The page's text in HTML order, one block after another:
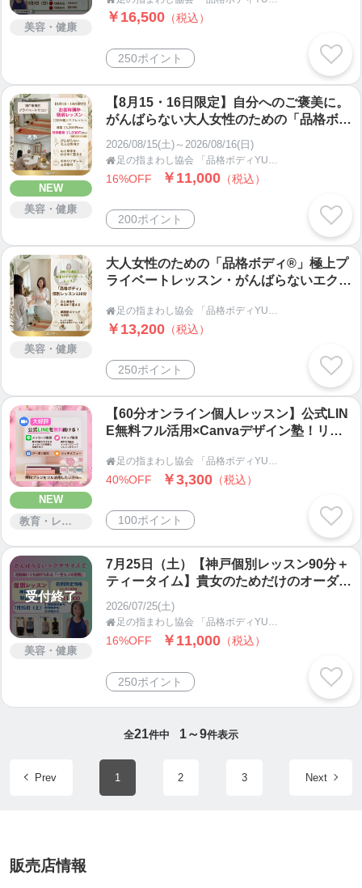
【著書】
・すごい足指まわし 2017年10月
・すごい手指まわし 2020年2月
・一生歩ける足指まわし 2023年5月
全国の書店・Amazon・楽天でも発売中 累計5万部
の売り上げ
身体と心を整える、習慣化しやすいメソッド。
将来に備えて、貯金をしている方は多いはずです。
しかし、将来の「健康」に向けて「貯金」「投資」
していますか？
セルフケアは、将来に向けての「自分への貯金」
「自分への投資」です。毎日、数分からでも初めて
みましょう。
【プライベートレッスン】
・神戸市灘区
・東京（麻布）で随時募集中
・オンラインレッスンも募集中
【各種講座】
＊足の指まわし伝道師講座 （神戸灘区・東京都港
区・オンラインで募集中）
＊身心を整える解剖学講座 （神戸市灘区・オンラ
＊顔も人生も変わる美顔筋メソッド講座 ・オンラ
インで募集中
＊身体も心も整えば、潜在意識が求めている方向へ
一歩を踏み出せます。
週末インストラクターや講師からでも、起業がで
ECコンサルとして、あなたの起業もサポートしま
自分の身体のしくみを知ると、誰でも喜びを感じま
美容・健康
若返る。
￥16,500 （税込）
250ポイント
NEW
美容・健康
【8月15・16日限定】自分へのご褒美に。
がんばらない大人女性のための「品格ボデ
ィ®」極上プライベートレッスン120分
（心整うカフェタイム＆手作りデザート
2026/08/15(土)～2026/08/16(日)
 足の指まわし協会 「品格ボディYUKARI塾」
16%OFF ￥11,000 （税込）
200ポイント
美容・健康
大人女性のための「品格ボディ®」極上プ
ライベートレッスン・がんばらないエクサ
神戸市灘区
 足の指まわし協会 「品格ボディYUKARI塾」
￥13,200 （税込）
250ポイント
NEW
教育・レッスン・講習
【60分オンライン個人レッスン】公式LIN
E無料フル活用×Canvaデザイン塾！リッ
決
 足の指まわし協会 「品格ボディYUKARI塾」
40%OFF ￥3,300 （税込）
100ポイント
受付終了
美容・健康
7月25日（土）【神戸個別レッスン90分＋
ティータイム】貴女のためだけのオーダー
メイドレッスン｜身体引き締めコースor美
顔コース｜妊活・産後ケア【初回限定価
2026/07/25(土)
 足の指まわし協会 「品格ボディYUKARI塾」
16%OFF ￥11,000 （税込）
250ポイント
全21件中 1～9件表示
Prev 1 2 3 Next
販売店情報